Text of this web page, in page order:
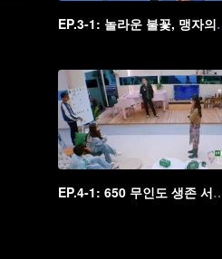
EP.3-1: 놀라
EP.4-1: 650 무인도 생존 서바이